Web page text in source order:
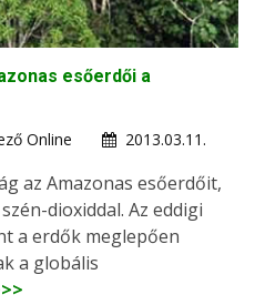
esőerdői a
Online
2013.03.11.
az Amazonas esőerdőit,
dioxiddal. Az eddigi
a erdők meglepően
a globális